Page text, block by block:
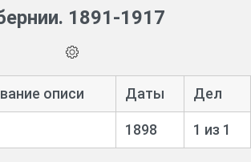
1891-1917
описи Даты Дел
1898 1 из 1